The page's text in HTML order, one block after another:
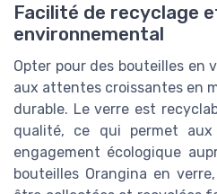
Facilité de recyclage
environnemental
Opter pour des bouteilles en
aux attentes croissantes en
durable. Le verre est
qualité, ce qui permet
engagement écologique
bouteilles Orangina en